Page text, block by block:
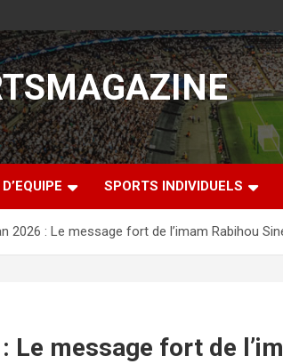
SPORTS INDIVIDUELS
2026 : Le message fort de l’imam Rabihou
Le message fort de